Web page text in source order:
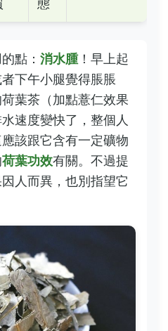
態
點： 消水腫！早上起
下午小腿覺得脹脹
葉茶（加點薏仁效果
速度變快了，整個人
該跟它含有一定礦物
荷葉功效有關。不過提
人而異，也別指望它